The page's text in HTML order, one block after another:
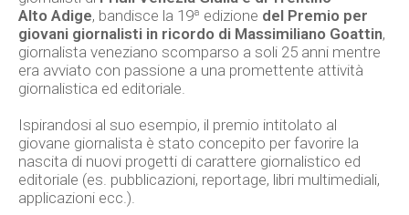
Alto Adige, bandisce la 19ª edizione del Premio per
giovani giornalisti in ricordo di Massimiliano Goattin,
giornalista veneziano scomparso a soli 25 anni mentre
era avviato con passione a una promettente attività
giornalistica ed editoriale.
Ispirandosi al suo esempio, il premio intitolato al
giovane giornalista è stato concepito per favorire la
nascita di nuovi progetti di carattere giornalistico ed
editoriale (es. pubblicazioni, reportage, libri multimediali,
applicazioni ecc.).